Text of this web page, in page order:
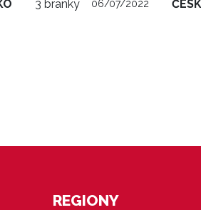
3 branky 06/07/2022
REGIONY